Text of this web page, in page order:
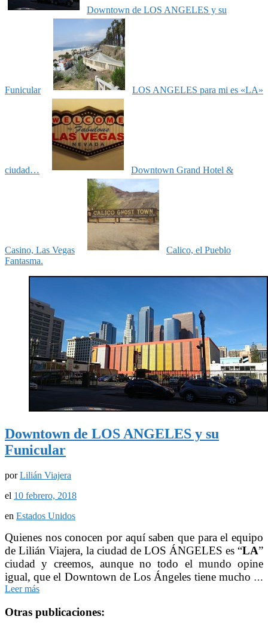
Downtown de LOS ANGELES y su
Funicular LOS ANGELES para mi es «LA»
ciudad… Downtown Grand Hotel &
Casino, Las Vegas
Calico, el Pueblo
Fantasma.
Downtown de LOS ANGELES y su
Funicular
porLilián Viajera
el 10 febrero, 2018
en Estados Unidos
Quienes nos conocen por aquí saben que para el equipo
de Lilián Viajera, la ciudad de LOS ÁNGELES es “LA”
ciudad y creemos, aunque no todo el mundo opine
igual, que el Downtown de Los Ángeles tiene mucho …
Leer más
Otras publicaciones: